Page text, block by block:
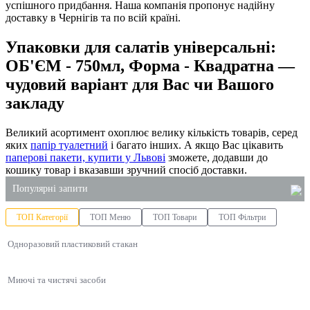
успішного придбання. Наша компанія пропонує надійну
доставку в Чернігів та по всій країні.
Упаковки для салатів універсальні:
ОБ'ЄМ - 750мл, Форма - Квадратна —
чудовий варіант для Вас чи Вашого
закладу
Великий асортимент охоплює велику кількість товарів, серед
яких папір туалетний і багато інших. А якщо Вас цікавить
паперові пакети, купити у Львові зможете, додавши до
кошику товар і вказавши зручний спосіб доставки.
Популярні запити
купити пластикову коробку для торта
стакани для напоїв пластикові
упаковка суші
ТОП Категорії ТОП Меню ТОП Товари ТОП Фільтри
Одноразовий пластиковий стакан
Миючі та чистячі засоби